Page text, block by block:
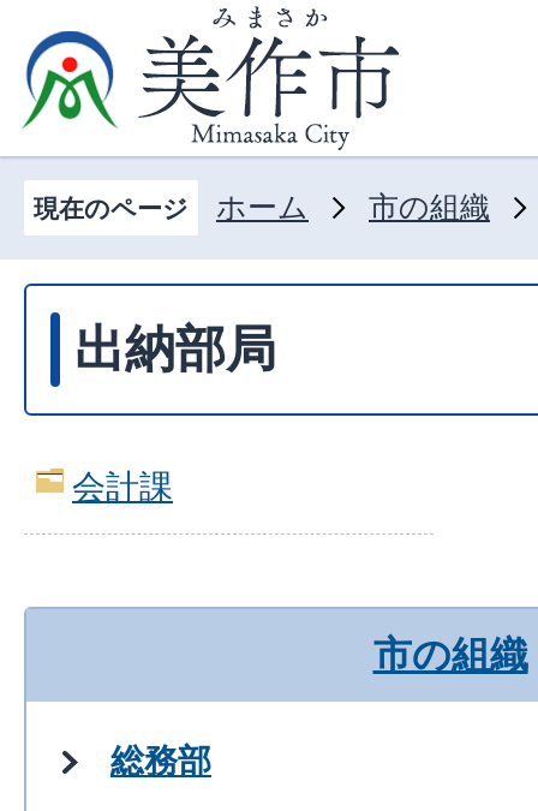
現在のページ ホーム 市の組織
出納部局
会計課
市の組織
総務部